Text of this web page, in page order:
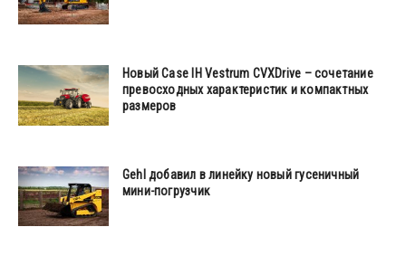
Новый Case IH Vestrum CVXDrive – сочетание
превосходных характеристик и компактных
размеров
Gehl добавил в линейку новый гусеничный
мини-погрузчик